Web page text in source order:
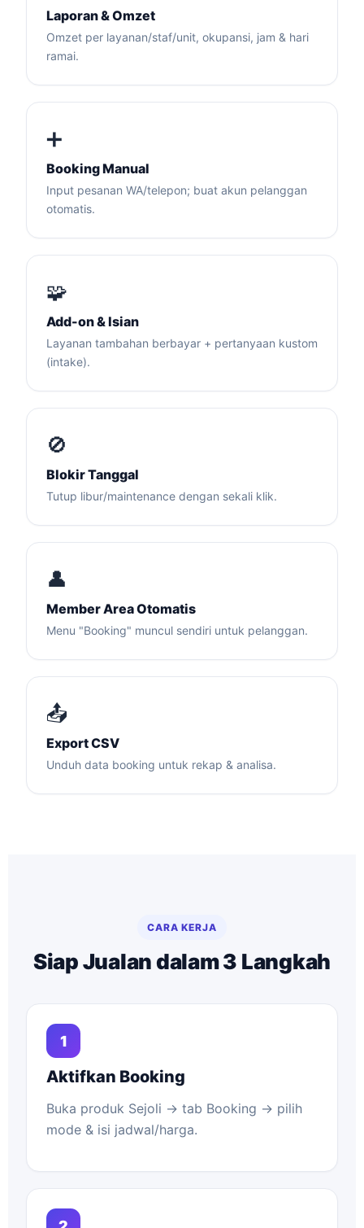
Laporan & Omzet
Omzet per layanan/staf/unit, okupansi, jam & hari
ramai.
➕
Booking Manual
Input pesanan WA/telepon; buat akun pelanggan
otomatis.
🧩
Add-on & Isian
Layanan tambahan berbayar + pertanyaan kustom
(intake).
🚫
Blokir Tanggal
Tutup libur/maintenance dengan sekali klik.
👤
Member Area Otomatis
Menu "Booking" muncul sendiri untuk pelanggan.
📤
Export CSV
Unduh data booking untuk rekap & analisa.
CARA KERJA
Siap Jualan dalam 3 Langkah
1
Aktifkan Booking
Buka produk Sejoli → tab Booking → pilih
mode & isi jadwal/harga.